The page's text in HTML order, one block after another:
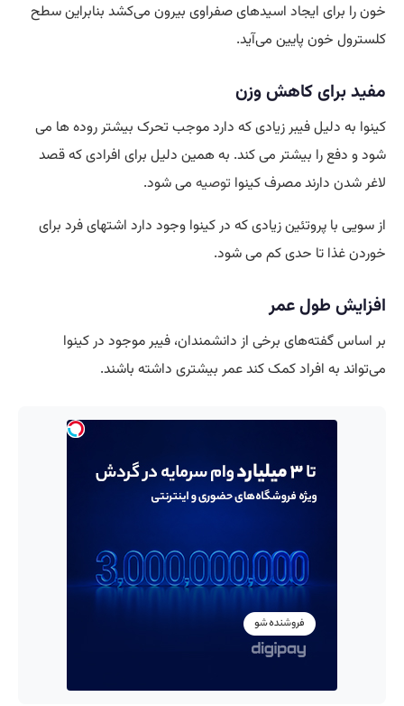
خون را برای ایجاد اسید‌های صفراوی بیرون می‌کشد بنابراین سطح
کلسترول خون پایین می‌آید.
مفید برای کاهش وزن
کینوا به دلیل فیبر زیادی که دارد موجب تحرک بیشتر روده ها می
شود و دفع را بیشتر می کند. به همین دلیل برای افرادی که قصد
لاغر شدن دارند مصرف کینوا توصیه می شود.
از سویی با پروتئین زیادی که در کینوا وجود دارد اشتهای فرد برای
خوردن غذا تا حدی کم می شود.
افزایش طول عمر
بر اساس گفته‌های برخی از دانشمندان، فیبر موجود در کینوا
می‌تواند به افراد کمک کند عمر بیشتری داشته باشند.